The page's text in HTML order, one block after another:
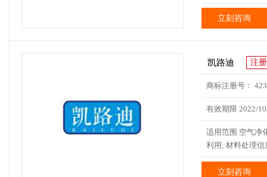
立刻咨询
凯路迪 注
商标注册号：
有效期限 2022/
适用范围 空气净
利用; 材料处理信
立刻咨询